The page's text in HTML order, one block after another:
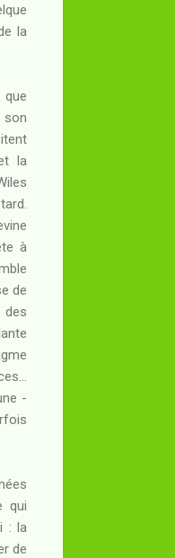
la
son
la
à
de
des
-
qui
: la
de